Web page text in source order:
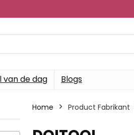
van de dag Blogs
Home Product Fabrikant